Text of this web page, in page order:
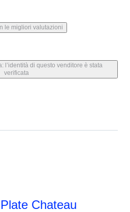
le migliori valutazioni
l’identità di questo venditore è stata
verificata
Chateau